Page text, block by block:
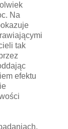
Na
tak
efektu